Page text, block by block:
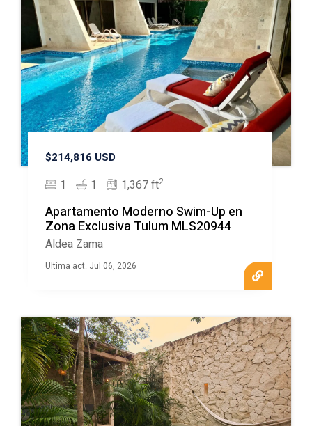
$214,816 USD
1 1 1,367 ft2
Apartamento Moderno Swim-Up en
Zona Exclusiva Tulum MLS20944
Aldea Zama
Ultima act. Jul 06, 2026